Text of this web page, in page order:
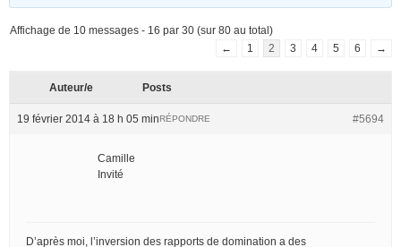
Affichage de 10 messages - 16 par 30 (sur 80 au total)
←
1 2 3 4 5 6 →
Auteur/e Posts
19 février 2014 à 18 h 05 min #5694
RÉPONDRE
Camille
Invité
D’après moi, l’inversion des rapports de domination a des